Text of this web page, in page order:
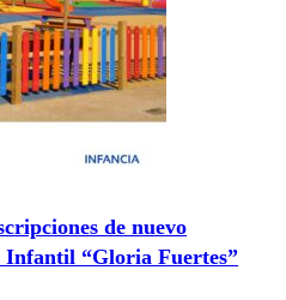
de nuevo
Infantil “Gloria Fuertes”